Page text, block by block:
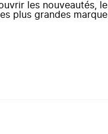
les nouveautés,
plus grandes